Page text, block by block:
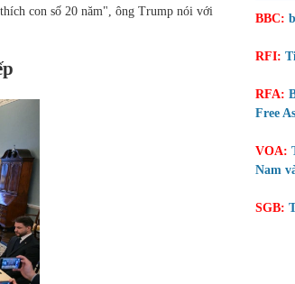
con số 20 năm", ông Trump nói với
BBC:
RFI:
RFA:
Free
VOA:
Nam
SGB: